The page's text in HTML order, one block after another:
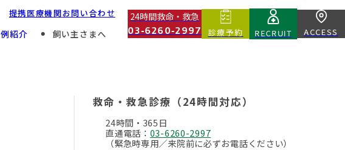
提携医療機関お問い合わせ
教育・技術部門
紹介 飼い主さまへ
献血ドナーについて
24時間救命・救急
03‑6260‑2997
診療予約 RECRUIT ACCESS
救命・救急診療（24時間対応）
24時間・365日
直通電話： 03-6260-2997
（緊急時専用／来院前に必ずお電話ください）